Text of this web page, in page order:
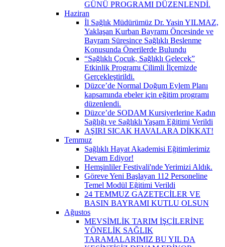
GÜNÜ PROGRAMI DÜZENLENDİ.
Haziran
İl Sağlık Müdürümüz Dr. Yasin YILMAZ,
Yaklaşan Kurban Bayramı Öncesinde ve
Bayram Süresince Sağlıklı Beslenme
Konusunda Önerilerde Bulundu
“Sağlıklı Çocuk, Sağlıklı Gelecek”
Etkinlik Programı Çilimli İlçemizde
Gerçekleştirildi.
Düzce’de Normal Doğum Eylem Planı
kapsamında ebeler için eğitim programı
düzenlendi.
Düzce’de SODAM Kursiyerlerine Kadın
Sağlığı ve Sağlıklı Yaşam Eğitimi Verildi
AŞIRI SICAK HAVALARA DİKKAT!
Temmuz
Sağlıklı Hayat Akademisi Eğitimlerimiz
Devam Ediyor!
Hemşinliler Festivali'nde Yerimizi Aldık.
Göreve Yeni Başlayan 112 Personeline
Temel Modül Eğitimi Verildi
24 TEMMUZ GAZETECİLER VE
BASIN BAYRAMI KUTLU OLSUN
Ağustos
MEVSİMLİK TARIM İŞÇİLERİNE
YÖNELİK SAĞLIK
TARAMALARIMIZ BU YIL DA